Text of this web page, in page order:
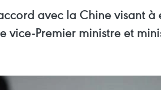
avec la Chine visant
vice-Premier ministre et